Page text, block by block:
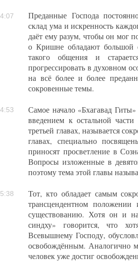
Преданные Господа
склад ума и искренность
даёт ему разум, чтобы он мог
о Кришне обладают большой
такого общения и
прогрессировать в духовном
на всё более и более
сокровенные темы.
Самое начало «Бхагавад
введением к остальной
третьей главах, называется
главах, специально
приносят просветление в
Вопросы изложенные в
поэтому тема этой главы
Тот, кто обладает самым
трансцендентном
существованию. Хотя он и
синдху» говорится, что
Всевышнему Господу,
освобождённым. Аналогично
человек уже достиг